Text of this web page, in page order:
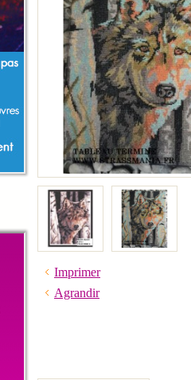
Imprimer
Agrandir